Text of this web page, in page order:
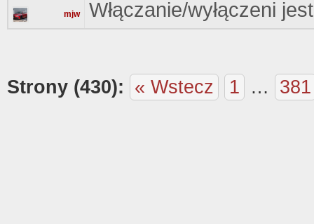
mjw Włączanie/wyłączeni
Strony (430): « Wstecz 1 … 381